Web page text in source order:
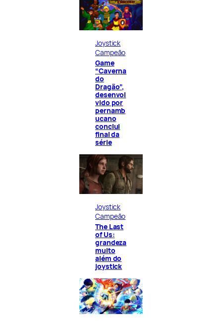
Joystick
Campeão
Game
“Caverna
do
Dragão”,
desenvol
vido por
pernamb
ucano
conclui
final da
série
Joystick
Campeão
The Last
of Us:
grandeza
muito
além do
joystick